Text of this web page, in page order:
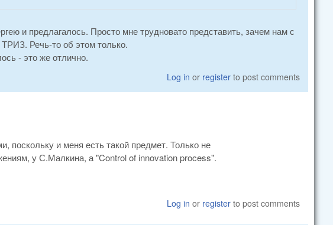
и предлагалось. Просто мне трудновато представить, зачем нам с
Речь-то об этом только.
- это же отлично.
Log in or register to post comments
поскольку и меня есть такой предмет. Только не
у С.Малкина, а "Control of innovation process".
Log in or register to post comments